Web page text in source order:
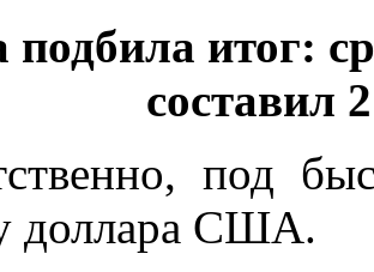
подбила итог:
составил
под
доллара США.